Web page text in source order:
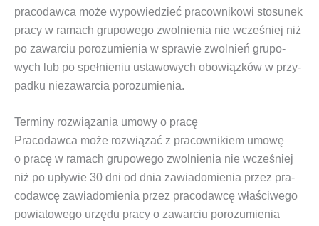
pra­co­daw­ca może wypo­wie­dzieć pra­cow­ni­ko­wi sto­su­nek
pra­cy w ramach gru­po­we­go zwol­nie­nia nie wcze­śniej niż
po zawar­ciu poro­zu­mie­nia w spra­wie zwol­nień gru­po­
wych lub po speł­nie­niu usta­wo­wych obo­wiąz­ków w przy­
pad­ku nie­za­war­cia porozumienia.
Terminy rozwiązania umowy o pracę
Pra­co­daw­ca może roz­wią­zać z pra­cow­ni­kiem umo­wę
o pra­cę w ramach gru­po­we­go zwol­nie­nia nie wcze­śniej
niż po upły­wie 30 dni od dnia zawia­do­mie­nia przez pra­
co­daw­cę zawia­do­mie­nia przez pra­co­daw­cę wła­ści­we­go
powia­to­we­go urzę­du pra­cy o zawar­ciu poro­zu­mie­nia